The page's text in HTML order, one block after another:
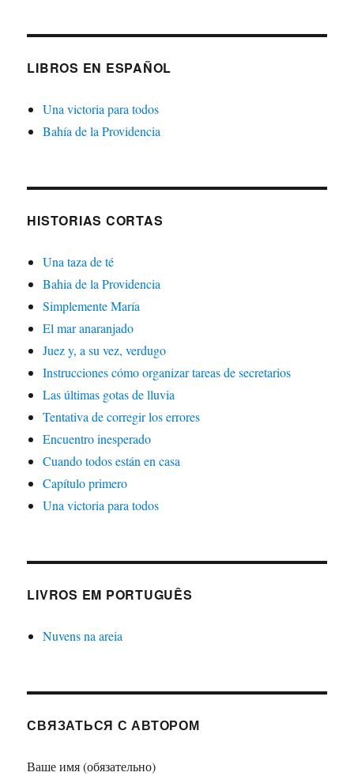
LIBROS EN ESPAÑOL
Una victoria para todos
Bahía de la Providencia
HISTORIAS CORTAS
Una taza de té
Bahia de la Providencia
Simplemente María
El mar anaranjado
Juez y, a su vez, verdugo
Instrucciones cómo organizar tareas de secretarios
Las últimas gotas de lluvia
Tentativa de corregir los errores
Encuentro inesperado
Cuando todos están en casa
Capítulo primero
Una victoria para todos
LIVROS EM PORTUGUÊS
Nuvens na areia
СВЯЗАТЬСЯ С АВТОРОМ
Ваше имя (обязательно)